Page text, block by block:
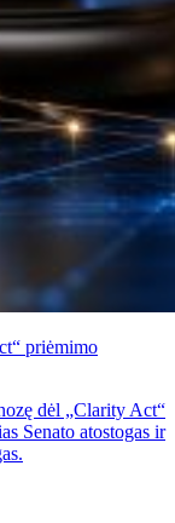
priėmimo
dėl „Clarity Act“
Senato atostogas ir